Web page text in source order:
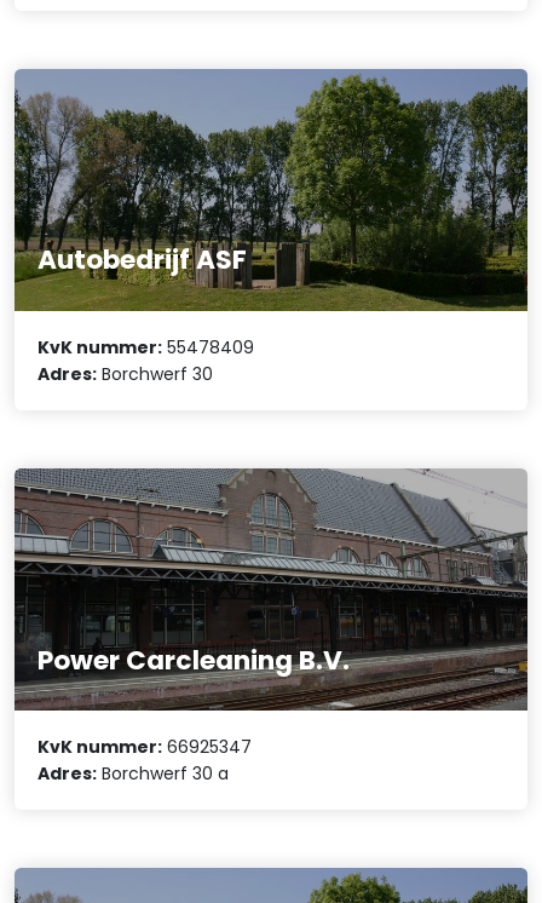
Autobedrijf ASF
KvK nummer: 55478409
Adres: Borchwerf 30
Power Carcleaning B.V.
KvK nummer: 66925347
Adres: Borchwerf 30 a